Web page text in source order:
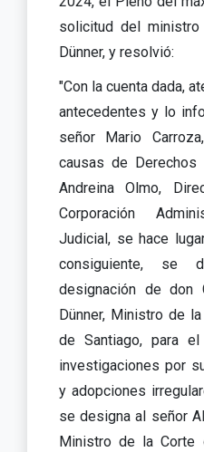
solicitud del ministro
Dünner, y resolvió:
"Con la cuenta dada,
antecedentes y lo
señor Mario
causas de
Andreina Olmo,
Corporación
Judicial, se hace
consiguiente, se
designación de don
Dünner, Ministro de
de Santiago, para
investigaciones por
y adopciones
se designa al señor
Ministro de la Corte